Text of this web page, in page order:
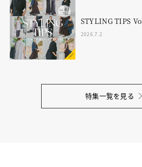
STYLING TIPS
2026.7.2
特集一覧を見る